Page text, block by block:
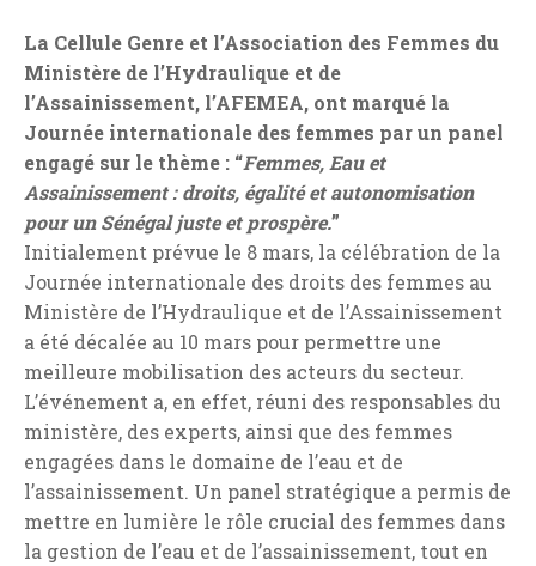
La Cellule Genre et l’Association des Femmes du
Ministère de l’Hydraulique et de
l’Assainissement, l’AFEMEA, ont marqué la
Journée internationale des femmes par un panel
engagé sur le thème : “Femmes, Eau et
Assainissement : droits, égalité et autonomisation
pour un Sénégal juste et prospère.”
Initialement prévue le 8 mars, la célébration de la
Journée internationale des droits des femmes au
Ministère de l’Hydraulique et de l’Assainissement
a été décalée au 10 mars pour permettre une
meilleure mobilisation des acteurs du secteur.
L’événement a, en effet, réuni des responsables du
ministère, des experts, ainsi que des femmes
engagées dans le domaine de l’eau et de
l’assainissement. Un panel stratégique a permis de
mettre en lumière le rôle crucial des femmes dans
la gestion de l’eau et de l’assainissement, tout en